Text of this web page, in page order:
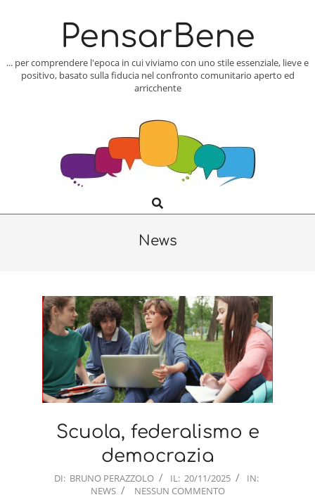
PensarBene
... per comprendere l'epoca in cui viviamo con uno stile essenziale, lieve e
positivo, basato sulla fiducia nel confronto comunitario aperto ed
arricchente
Navigation
Search
News
Scuola, federalismo e
democrazia
2025-
DI: BRUNO PERAZZOLO IL: 20/11/2025
IN:
NEWS
NESSUN COMMENTO